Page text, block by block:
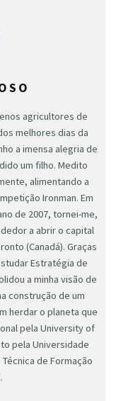
agricultores de
melhores dias da
a imensa alegria de
um filho. Medito
alimentando a
Ironman. Em
de 2007, tornei-me,
a abrir o capital
(Canadá). Graças
Estratégia de
a minha visão de
construção de um
herdar o planeta que
pela University of
pela Universidade
de Formação